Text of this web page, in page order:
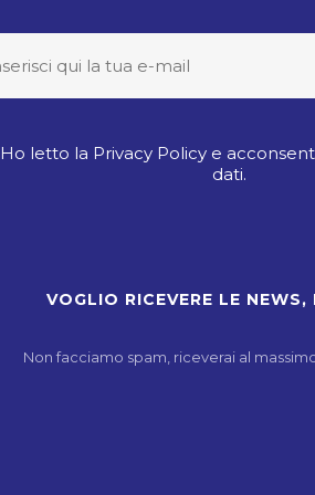
Ho letto la Privacy Policy e
dati.
Non facciamo spam, riceverai al